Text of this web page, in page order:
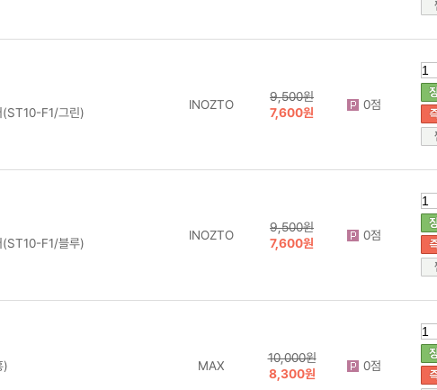
(ST10-F1/그린)
INOZTO
9,500원
7,600원
0점
(ST10-F1/블루)
INOZTO
9,500원
7,600원
0점
)
MAX
10,000원
8,300원
0점